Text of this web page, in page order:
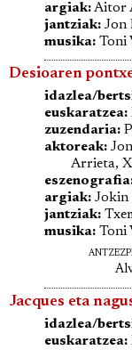
argiak:Aitor
jantziak: Jon
musika: Toni
Desioaren
idazlea/
euskaratzea:
zuzendaria:
aktoreak:
Arrieta,
argiak: Jokin
jantziak:
musika: Toni
Jacques eta
idazlea/
euskaratzea: